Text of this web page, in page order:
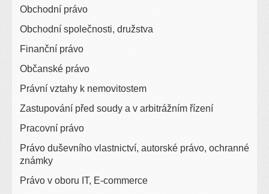
Obchodní právo
Obchodní společnosti, družstva
Finanční právo
Občanské právo
Právní vztahy k nemovitostem
Zastupování před soudy a v arbitrážním řízení
Pracovní právo
Právo duševního vlastnictví, autorské právo, ochranné
známky
Právo v oboru IT, E-commerce